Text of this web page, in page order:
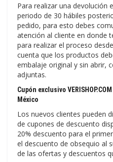
Para realizar una devolución
periodo de 30 hábiles
pedido, para esto debes
atención al cliente en donde
para realizar el proceso
cuenta que los productos
embalaje original y sin abrir,
adjuntas.
Cupón exclusivo
México
Los nuevos clientes pueden
de cupones de descuento
20% descuento para el
el descuento de obsequio al
de las ofertas y descuentos